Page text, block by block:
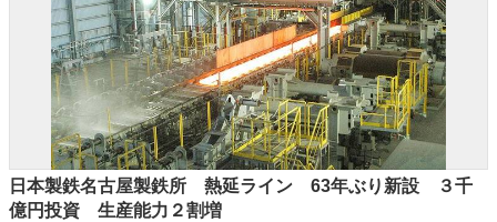
日本製鉄名古屋製鉄所 熱延ライン 63年ぶり新設 ３千
億円投資 生産能力２割増